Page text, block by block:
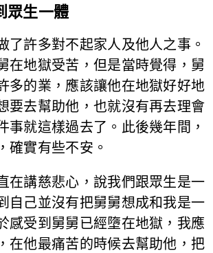
眾生一體
了許多對不起家人及他人之事。
在地獄受苦，但是當時覺得，舅
多的業，應該讓他在地獄好好地
要去幫助他，也就沒有再去理會
事就這樣過去了。此後幾年間，
確實有些不安。
在講慈悲心，說我們跟眾生是一
自己並沒有把舅舅想成和我是一
感受到舅舅已經墮在地獄，我應
在他最痛苦的時候去幫助他，把